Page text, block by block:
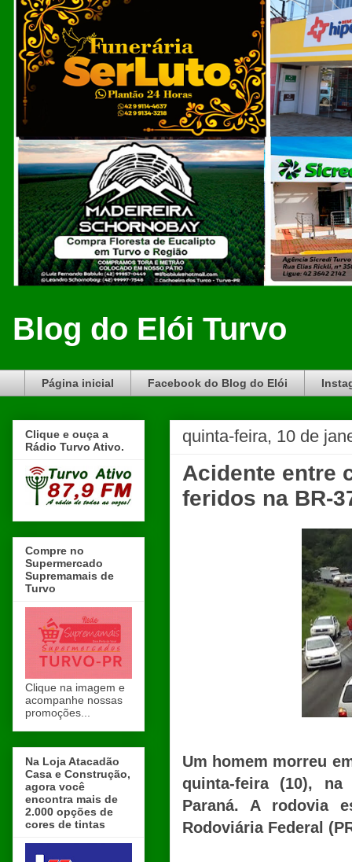
Blog do Elói Turvo
Página inicial Facebook do Blog do Elói
quinta-feira, 10 de
Acidente entre
feridos na BR-
Um homem morreu
quinta-feira (10),
Paraná. A rodovia
Rodoviária Federal
Clique e ouça a
Rádio Turvo Ativo.
Compre no
Supermercado
Supremamais de
Turvo
Clique na imagem e
acompanhe nossas
promoções...
Na Loja Atacadão
Casa e Construção,
agora você
encontra mais de
2.000 opções de
cores de tintas